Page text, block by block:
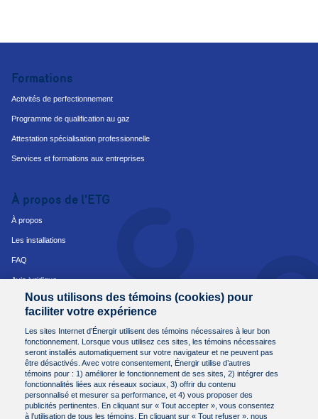
Formations
Activités de perfectionnement
Programme de qualification au gaz
Attestation spécialisation professionnelle
Services et formations aux entreprises
À propos de l'ETG
À propos
Les installations
FAQ
Avis juridique
Avis de protection des renseignements personnels
Conditions et modalités d'achat
Nous joindre
Besoin de plus d'informations?
Communiquez avec nous.
Par courriel àetg@energir.com
Nous utilisons des témoins (cookies) pour
faciliter votre expérience
Les sites Internet d’Énergir utilisent des témoins nécessaires à leur bon
fonctionnement. Lorsque vous utilisez ces sites, les témoins nécessaires
seront installés automatiquement sur votre navigateur et ne peuvent pas
être désactivés. Avec votre consentement, Énergir utilise d’autres
témoins pour : 1) améliorer le fonctionnement de ses sites, 2) intégrer des
fonctionnalités liées aux réseaux sociaux, 3) offrir du contenu
personnalisé et mesurer sa performance, et 4) vous proposer des
publicités pertinentes. En cliquant sur « Tout accepter », vous consentez
à l’utilisation de tous les témoins. En cliquant sur « Tout refuser », nous